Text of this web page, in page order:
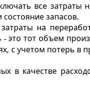
все затраты
запасов.
на
-это тот объем
с учетом потерь в
в качестве